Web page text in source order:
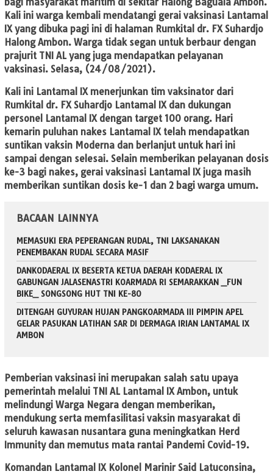
Kali ini warga kembali mendatangi gerai vaksinasi Lantamal
IX yang dibuka pagi ini di halaman Rumkital dr. FX Suhardjo
Halong Ambon. Warga tidak segan untuk berbaur dengan
prajurit TNI AL yang juga mendapatkan pelayanan
vaksinasi. Selasa, (24/08/2021).
Kali ini Lantamal IX menerjunkan tim vaksinator dari
Rumkital dr. FX Suhardjo Lantamal IX dan dukungan
personel Lantamal IX dengan target 100 orang. Hari
kemarin puluhan nakes Lantamal IX telah mendapatkan
suntikan vaksin Moderna dan berlanjut untuk hari ini
sampai dengan selesai. Selain memberikan pelayanan dosis
ke-3 bagi nakes, gerai vaksinasi Lantamal IX juga masih
memberikan suntikan dosis ke-1 dan 2 bagi warga umum.
BACAAN LAINNYA
MEMASUKI ERA PEPERANGAN RUDAL, TNI LAKSANAKAN
PENEMBAKAN RUDAL SECARA MASIF
DANKODAERAL IX BESERTA KETUA DAERAH KODAERAL IX
GABUNGAN JALASENASTRI KOARMADA RI SEMARAKKAN _FUN
BIKE_ SONGSONG HUT TNI KE-80
DITENGAH GUYURAN HUJAN PANGKOARMADA III PIMPIN APEL
GELAR PASUKAN LATIHAN SAR DI DERMAGA IRIAN LANTAMAL IX
AMBON
Pemberian vaksinasi ini merupakan salah satu upaya
pemerintah melalui TNI AL Lantamal IX Ambon, untuk
melindungi Warga Negara dengan memberikan,
mendukung serta memfasilitasi vaksin masyarakat di
seluruh kawasan nusantara guna meningkatkan Herd
Immunity dan memutus mata rantai Pandemi Covid-19.
Komandan Lantamal IX Kolonel Marinir Said Latuconsina,